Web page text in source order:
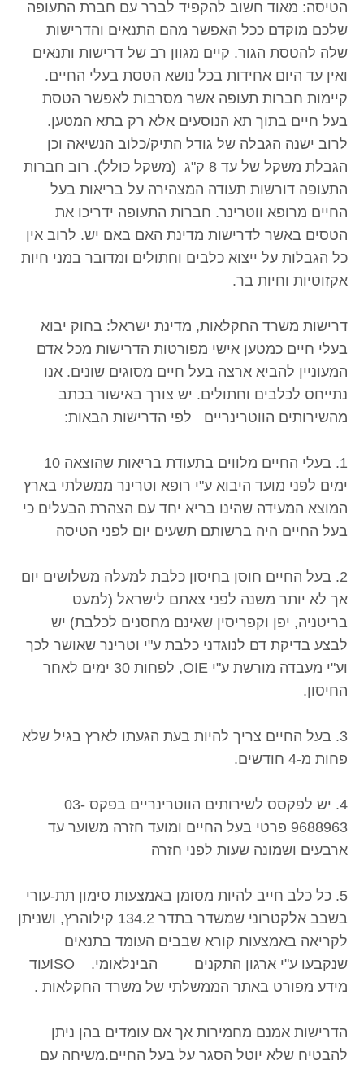
הטיסה: מאוד חשוב להקפיד לברר עם חברת התעופה
שלכם מוקדם ככל האפשר מהם התנאים והדרישות
שלה להטסת הגור. קיים מגוון רב של דרישות ותנאים
ואין עד היום אחידות בכל נושא הטסת בעלי החיים.
קיימות חברות תעופה אשר מסרבות לאפשר הטסת
בעל חיים בתוך תא הנוסעים אלא רק בתא המטען.
לרוב ישנה הגבלה של גודל התיק/כלוב הנשיאה וכן
הגבלת משקל של עד 8 ק"ג (משקל כולל). רוב חברות
התעופה דורשות תעודה המצהירה על בריאות בעל
החיים מרופא ווטרינר. חברות התעופה ידריכו את
הטסים באשר לדרישות מדינת האם באם יש. לרוב אין
כל הגבלות על ייצוא כלבים וחתולים ומדובר במני חיות
אקזוטיות וחיות בר.
דרישות משרד החקלאות, מדינת ישראל: בחוק יבוא
בעלי חיים כמטען אישי מפורטות הדרישות מכל אדם
המעוניין להביא ארצה בעל חיים מסוגים שונים. אנו
נתייחס לכלבים וחתולים. יש צורך באישור בכתב
מהשירותים הווטרינריים לפי הדרישות הבאות:
1. בעלי החיים מלווים בתעודת בריאות שהוצאה 10
ימים לפני מועד היבוא ע"י רופא וטרינר ממשלתי בארץ
המוצא המעידה שהינו בריא יחד עם הצהרת הבעלים כי
בעל החיים היה ברשותם תשעים יום לפני הטיסה
2. בעל החיים חוסן בחיסון כלבת למעלה משלושים יום
אך לא יותר משנה לפני צאתם לישראל (למעט
בריטניה, יפן וקפריסין שאינם מחסנים לכלבת) יש
לבצע בדיקת דם לנוגדני כלבת ע"י וטרינר שאושר לכך
וע"י מעבדה מורשת ע"י OIE, לפחות 30 ימים לאחר
החיסון.
3. בעל החיים צריך להיות בעת הגעתו לארץ בגיל שלא
פחות מ-4 חודשים.
4. יש לפקסס לשירותים הווטרינריים בפקס 03-
9688963 פרטי בעל החיים ומועד חזרה משוער עד
ארבעים ושמונה שעות לפני חזרה
5. כל כלב חייב להיות מסומן באמצעות סימון תת-עורי
בשבב אלקטרוני שמשדר בתדר 134.2 קילוהרץ, ושניתן
לקריאה באמצעות קורא שבבים העומד בתנאים
שנקבעו ע"י ארגון התקנים הבינלאומי. ISOעוד
מידע מפורט באתר הממשלתי של משרד החקלאות .
הדרישות אמנם מחמירות אך אם עומדים בהן ניתן
להבטיח שלא יוטל הסגר על בעל החיים.משיחה עם